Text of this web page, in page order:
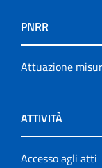
PNRR
Attuazione
ATTIVITÀ
Accesso agli atti